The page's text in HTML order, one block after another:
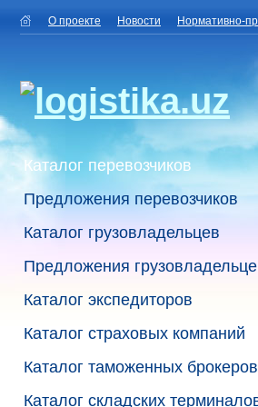
О проекте Новости Нормативно-
Каталог перевозчиков
Предложения перевозчиков
Каталог грузовладельцев
Предложения
Каталог экспедиторов
Каталог страховых компаний
Каталог таможенных брокеров
Каталог складских